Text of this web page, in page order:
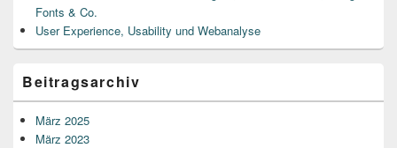
Fonts & Co.
User Experience, Usability und Webanalyse
Beitragsarchiv
März 2025
März 2023